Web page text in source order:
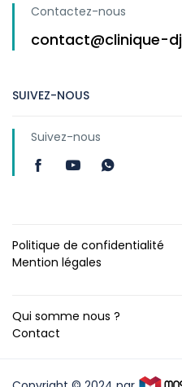
Contactez-nous
contact@clinique-
SUIVEZ-NOUS
Suivez-nous
Politique de confidentialité
Mention légales
Qui somme nous ?
Contact